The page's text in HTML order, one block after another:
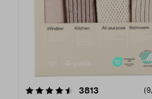
3813 anmeldelser
4.5av 5 stjerner